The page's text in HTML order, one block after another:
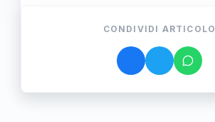
CONDIVIDI ARTICOLO